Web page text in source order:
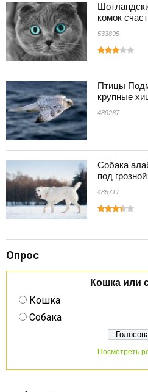
комок
533895
Птицы
крупные
489267
Собака
под
485717
Опрос
Кошка или
Кошка
Собака
Посмотреть